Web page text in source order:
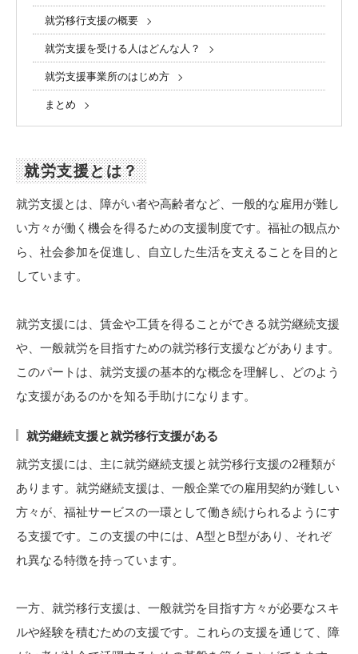
就労移行支援の概要
就労支援を受ける人はどんな人？
就労支援事業所のはじめ方
まとめ
就労支援とは？
就労支援とは、障がい者や高齢者など、一般的な雇用が難し
い方々が働く機会を得るための支援制度です。福祉の観点か
ら、社会参加を促進し、自立した生活を支えることを目的と
しています。
就労支援には、賃金や工賃を得ることができる就労継続支援
や、一般就労を目指すための就労移行支援などがあります。
このパートは、就労支援の基本的な概念を理解し、どのよう
な支援があるのかを知る手助けになります。
就労継続支援と就労移行支援がある
就労支援には、主に就労継続支援と就労移行支援の2種類が
あります。就労継続支援は、一般企業での雇用契約が難しい
方々が、福祉サービスの一環として働き続けられるようにす
る支援です。この支援の中には、A型とB型があり、それぞ
れ異なる特徴を持っています。
一方、就労移行支援は、一般就労を目指す方々が必要なスキ
ルや経験を積むための支援です。これらの支援を通じて、障